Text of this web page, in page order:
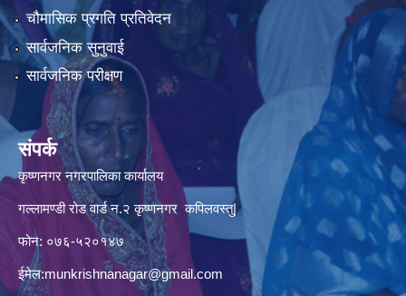
चौमासिक प्रगति प्रतिवेदन
सार्वजनिक सुनुवाई
सार्वजनिक परीक्षण
संपर्क
कृष्णनगर नगरपालिका कार्यालय
गल्लामण्डी रोड वार्ड न.२ कृष्णनगर कपिलवस्तु|
फोन: ०७६-५२०१४७
ईमेल:munkrishnanagar@gmail.com